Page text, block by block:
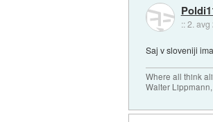
::2. avg
Saj v sloveniji
Where all think
Walter